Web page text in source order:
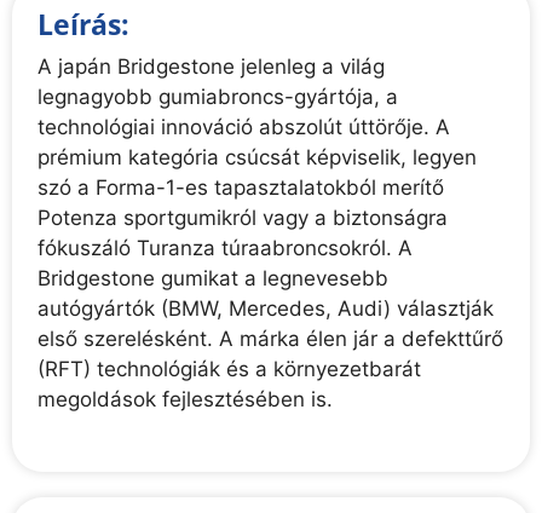
Leírás:
A japán Bridgestone jelenleg a világ
legnagyobb gumiabroncs-gyártója, a
technológiai innováció abszolút úttörője. A
prémium kategória csúcsát képviselik, legyen
szó a Forma-1-es tapasztalatokból merítő
Potenza sportgumikról vagy a biztonságra
fókuszáló Turanza túraabroncsokról. A
Bridgestone gumikat a legnevesebb
autógyártók (BMW, Mercedes, Audi) választják
első szerelésként. A márka élen jár a defekttűrő
(RFT) technológiák és a környezetbarát
megoldások fejlesztésében is.